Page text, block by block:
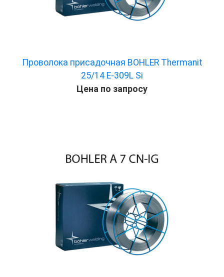
Проволока присадочная BOHLER Thermanit
25/14 E-309L Si
Цена по запросу